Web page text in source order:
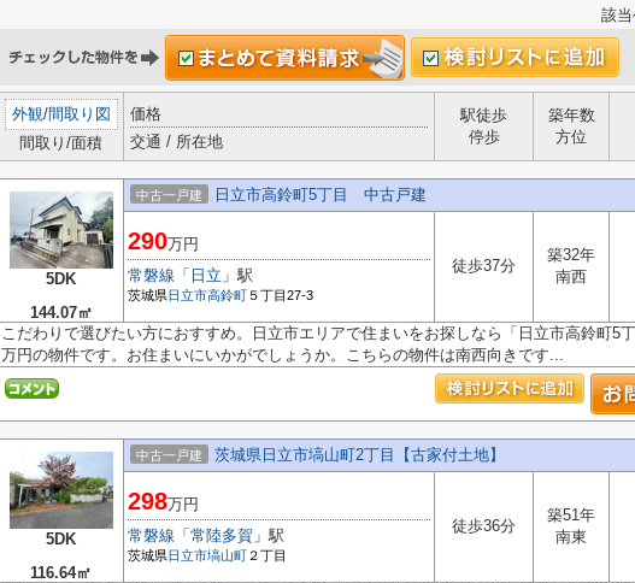
該
外観/間取り図
間取り/面積
価格
交通 / 所在地
駅徒歩
停歩
築年数
方位
5DK
144.07㎡
中古一戸建 日立市高鈴町5丁目 中古戸建
290万円
常磐線 「 日立 」駅
茨城県日立市高鈴町 ５丁目27-3
徒歩37分
築32年
南西
こだわりで選びたい方におすすめ。日立市エリアで住まいをお探しなら「日立市高鈴町
万円の物件です。お住まいにいかがでしょうか。こちらの物件は南西向きです...
5DK
116.64㎡
中古一戸建 茨城県日立市塙山町2丁目【古家付土地】
298万円
常磐線 「 常陸多賀 」駅
茨城県日立市塙山町 ２丁目
徒歩36分
築51年
南東